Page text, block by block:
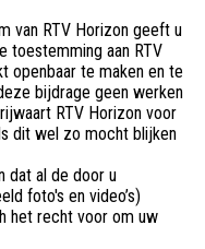
van RTV Horizon geeft u
toestemming aan RTV
openbaar te maken en te
bijdrage geen werken
RTV Horizon voor
dit wel zo mocht blijken
dat al de door u
foto's en video’s)
het recht voor om uw